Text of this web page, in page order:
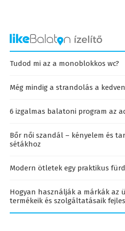
Tudod mi az a monoblokkos wc?
Még mindig a strandolás a
6 izgalmas balatoni program az
Bőr női szandál – kényelem és
sétákhoz
Modern ötletek egy praktikus
Hogyan használják a márkák az
termékeik és szolgáltatásaik